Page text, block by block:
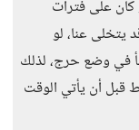
على فترات
يتخلى عنا، لو
في وضع حرج، لذلك
قبل أن يأتي الوقت